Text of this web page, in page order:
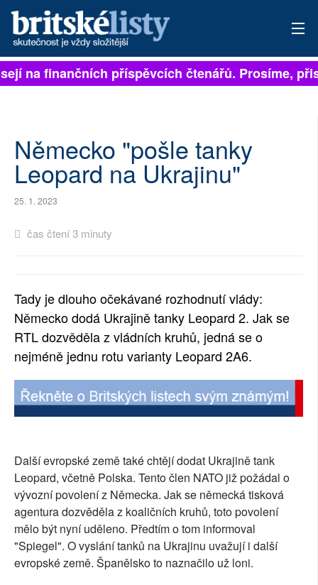
PŘIHLÁSIT
ARCHIV
ROZHOVORY
TÉMATA
NEJČTENĚJŠÍ ZA 7 DNÍ
PŘÍSPĚVKY NA PROVOZ
SOCIÁLNÍ SÍTĚ
RUBRIKY
PLNÁ VERZE STRÁNEK
na finančních příspěvcích čtenářů. Prosíme,
Německo "pošle tanky
Leopard na Ukrajinu"
25. 1. 2023
čas čtení 3 minuty
Tady je dlouho očekávané rozhodnutí vlády:
Německo dodá Ukrajině tanky Leopard 2. Jak se
RTL dozvěděla z vládních kruhů, jedná se o
nejméně jednu rotu varianty Leopard 2A6.
Další evropské země také chtějí dodat Ukrajině tank
Leopard, včetně Polska. Tento člen NATO již požádal o
vývozní povolení z Německa. Jak se německá tisková
agentura dozvěděla z koaličních kruhů, toto povolení
mělo být nyní uděleno. Předtím o tom informoval
"Spiegel". O vyslání tanků na Ukrajinu uvažují i další
evropské země. Španělsko to naznačilo už loni.